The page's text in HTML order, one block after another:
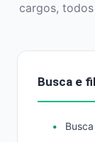
cargos,
Busca e